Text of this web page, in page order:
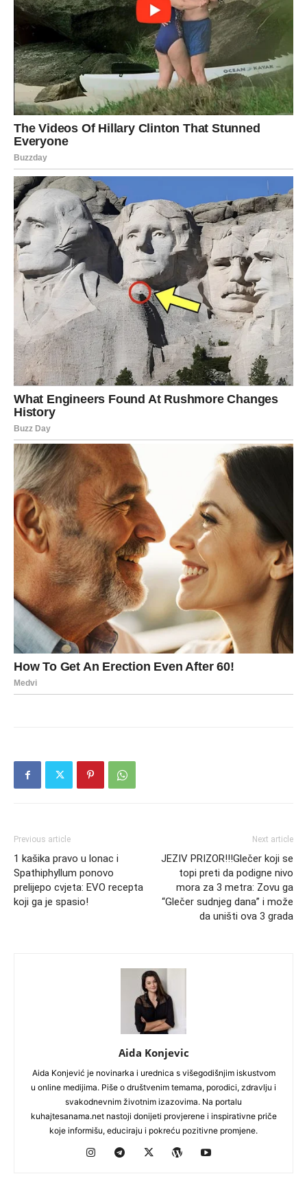
Previous article
1 kašika pravo u lonac i
Spathiphyllum ponovo
prelijepo cvjeta: EVO recepta
koji ga je spasio!
Next article
JEZIV PRIZOR!!!Glečer koji se
topi preti da podigne nivo
mora za 3 metra: Zovu ga
“Glečer sudnjeg dana” i može
da uništi ova 3 grada
Aida Konjevic
Aida Konjević je novinarka i urednica s višegodišnjim iskustvom
u online medijima. Piše o društvenim temama, porodici, zdravlju i
svakodnevnim životnim izazovima. Na portalu
kuhajtesanama.net nastoji donijeti provjerene i inspirativne priče
koje informišu, educiraju i pokreću pozitivne promjene.